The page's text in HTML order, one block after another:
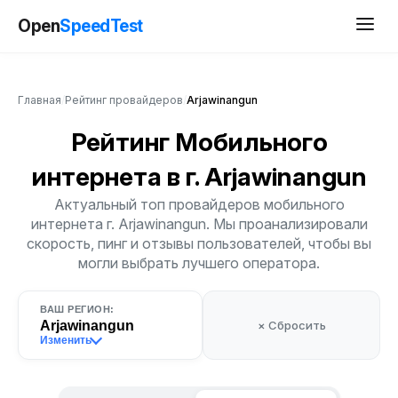
OpenSpeedTest
Главная Рейтинг провайдеров Arjawinangun
Рейтинг Мобильного
интернета в г. Arjawinangun
Актуальный топ провайдеров мобильного
интернета г. Arjawinangun. Мы проанализировали
скорость, пинг и отзывы пользователей, чтобы вы
могли выбрать лучшего оператора.
ВАШ РЕГИОН:
Arjawinangun
Изменить
× Сбросить